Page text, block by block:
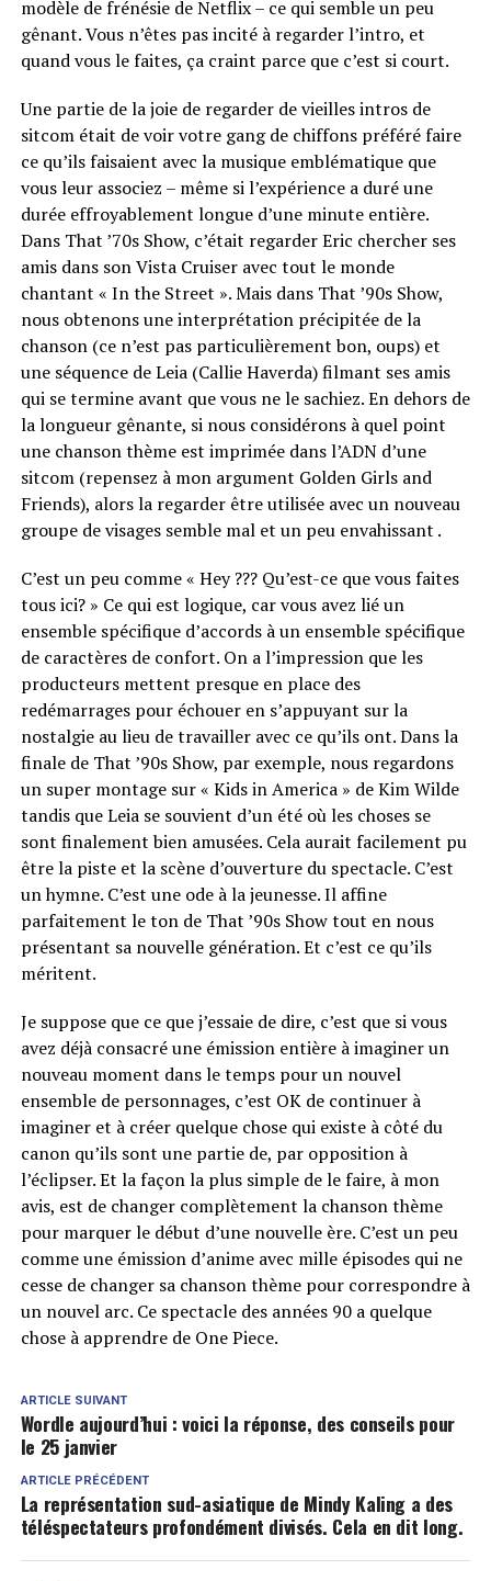
modèle de frénésie de Netflix – ce qui semble un peu
gênant. Vous n’êtes pas incité à regarder l’intro, et
quand vous le faites, ça craint parce que c’est si court.
Une partie de la joie de regarder de vieilles intros de
sitcom était de voir votre gang de chiffons préféré faire
ce qu’ils faisaient avec la musique emblématique que
vous leur associez – même si l’expérience a duré une
durée effroyablement longue d’une minute entière.
Dans That ’70s Show, c’était regarder Eric chercher ses
amis dans son Vista Cruiser avec tout le monde
chantant « In the Street ». Mais dans That ’90s Show,
nous obtenons une interprétation précipitée de la
chanson (ce n’est pas particulièrement bon, oups) et
une séquence de Leia (Callie Haverda) filmant ses amis
qui se termine avant que vous ne le sachiez. En dehors de
la longueur gênante, si nous considérons à quel point
une chanson thème est imprimée dans l’ADN d’une
sitcom (repensez à mon argument Golden Girls and
Friends), alors la regarder être utilisée avec un nouveau
groupe de visages semble mal et un peu envahissant .
C’est un peu comme « Hey ??? Qu’est-ce que vous faites
tous ici? » Ce qui est logique, car vous avez lié un
ensemble spécifique d’accords à un ensemble spécifique
de caractères de confort. On a l’impression que les
producteurs mettent presque en place des
redémarrages pour échouer en s’appuyant sur la
nostalgie au lieu de travailler avec ce qu’ils ont. Dans la
finale de That ’90s Show, par exemple, nous regardons
un super montage sur « Kids in America » ​​de Kim Wilde
tandis que Leia se souvient d’un été où les choses se
sont finalement bien amusées. Cela aurait facilement pu
être la piste et la scène d’ouverture du spectacle. C’est
un hymne. C’est une ode à la jeunesse. Il affine
parfaitement le ton de That ’90s Show tout en nous
présentant sa nouvelle génération. Et c’est ce qu’ils
méritent.
Je suppose que ce que j’essaie de dire, c’est que si vous
avez déjà consacré une émission entière à imaginer un
nouveau moment dans le temps pour un nouvel
ensemble de personnages, c’est OK de continuer à
imaginer et à créer quelque chose qui existe à côté du
canon qu’ils sont une partie de, par opposition à
l’éclipser. Et la façon la plus simple de le faire, à mon
avis, est de changer complètement la chanson thème
pour marquer le début d’une nouvelle ère. C’est un peu
comme une émission d’anime avec mille épisodes qui ne
cesse de changer sa chanson thème pour correspondre à
un nouvel arc. Ce spectacle des années 90 a quelque
chose à apprendre de One Piece.
ARTICLE SUIVANT
Wordle aujourd’hui : voici la réponse, des conseils pour
le 25 janvier
ARTICLE PRÉCÉDENT
La représentation sud-asiatique de Mindy Kaling a des
téléspectateurs profondément divisés. Cela en dit long.